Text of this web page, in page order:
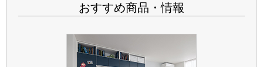
おすすめ商品・情報